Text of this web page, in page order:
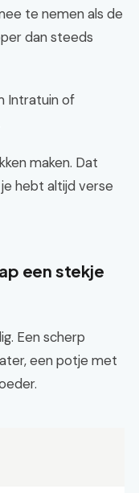
te nemen als de
dan steeds
Intratuin of
maken. Dat
hebt altijd verse
een stekje
Een scherp
een potje met